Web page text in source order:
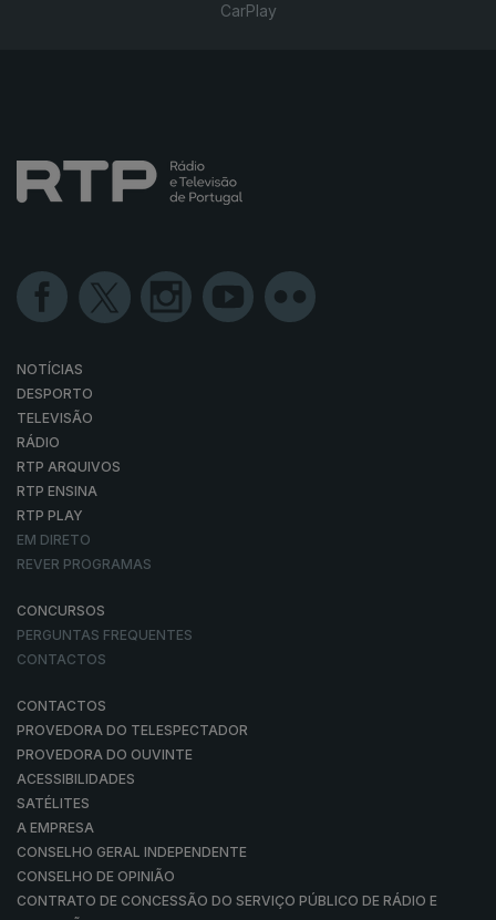
CarPlay
NOTÍCIAS
DESPORTO
TELEVISÃO
RÁDIO
RTP ARQUIVOS
RTP ENSINA
RTP PLAY
EM DIRETO
REVER PROGRAMAS
CONCURSOS
PERGUNTAS FREQUENTES
CONTACTOS
CONTACTOS
PROVEDORA DO TELESPECTADOR
PROVEDORA DO OUVINTE
ACESSIBILIDADES
SATÉLITES
A EMPRESA
CONSELHO GERAL INDEPENDENTE
CONSELHO DE OPINIÃO
CONTRATO DE CONCESSÃO DO SERVIÇO PÚBLICO DE RÁDIO E